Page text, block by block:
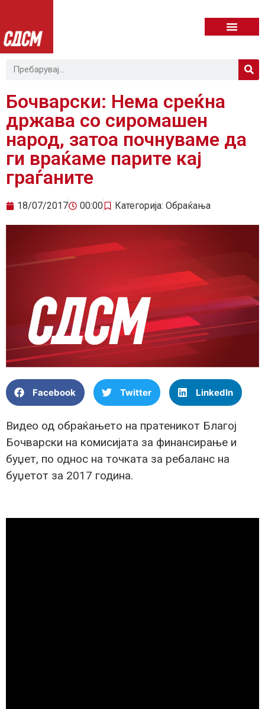
Бочварски: Нема среќна
држава со сиромашен
народ, затоа почнуваме да
ги враќаме парите кај
граѓаните
18/07/2017 00:00 Категорија: Обраќања
Facebook Twitter LinkedIn
Видео од обраќањето на пратеникот Благој
Бочварски на комисијата за финансирање и
буџет, по однос на точката за ребаланс на
буџетот за 2017 година.